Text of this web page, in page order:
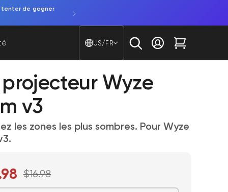
installation facile.
Pays/région - Langue
US/FR
Se connecter
Chariot
Wyze
v3
les zones les plus sombres. Pour Wyze
$16.98